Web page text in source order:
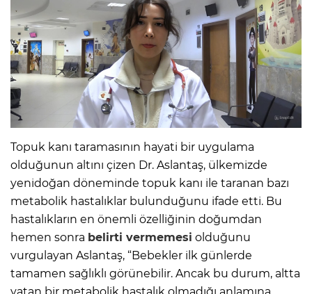
Topuk kanı taramasının hayati bir uygulama
olduğunun altını çizen Dr. Aslantaş, ülkemizde
yenidoğan döneminde topuk kanı ile taranan bazı
metabolik hastalıklar bulunduğunu ifade etti. Bu
hastalıkların en önemli özelliğinin doğumdan
hemen sonra belirti vermemesi olduğunu
vurgulayan Aslantaş, “Bebekler ilk günlerde
tamamen sağlıklı görünebilir. Ancak bu durum, altta